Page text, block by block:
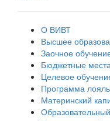
О ВИВТ
Высшее
Заочное
Бюджетные места
Целевое
Программа
Материнский